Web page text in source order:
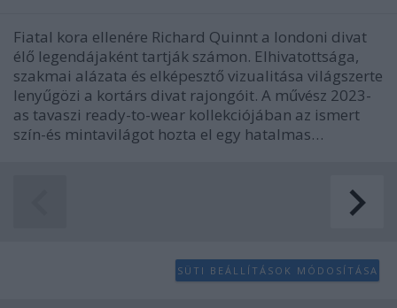
Fiatal kora ellenére Richard Quinnt a londoni divat
élő legendájaként tartják számon. Elhivatottsága,
szakmai alázata és elképesztő vizualitása világszerte
lenyűgözi a kortárs divat rajongóit. A művész 2023-
as tavaszi ready-to-wear kollekciójában az ismert
szín-és mintavilágot hozta el egy hatalmas…
SÜTI BEÁLLÍTÁSOK MÓDOSÍTÁSA